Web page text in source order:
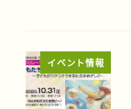
イベント情報